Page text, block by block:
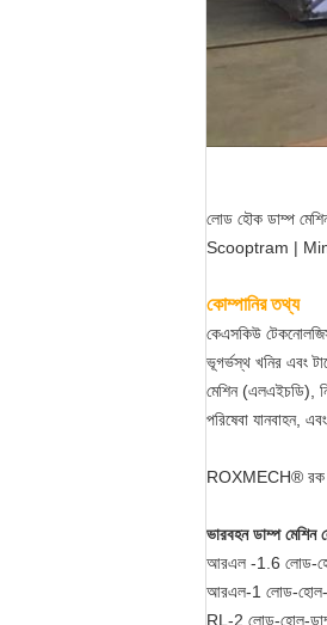
লোড হৌক ডাম্প
Scooptram |
কোম্পানির তথ্য
কেএসকিউ
ভূগর্ভস্থ খনির এবং
মেশিন (এলএইচডি),
পরিষেবা যানবাহন,
ROXMECH® রক
ভারবহন ডাম্প মেশিন
আরএল -1.6 লোড-
আরএল-1 লোড-হোল-
RL-2 লোড-হোল-